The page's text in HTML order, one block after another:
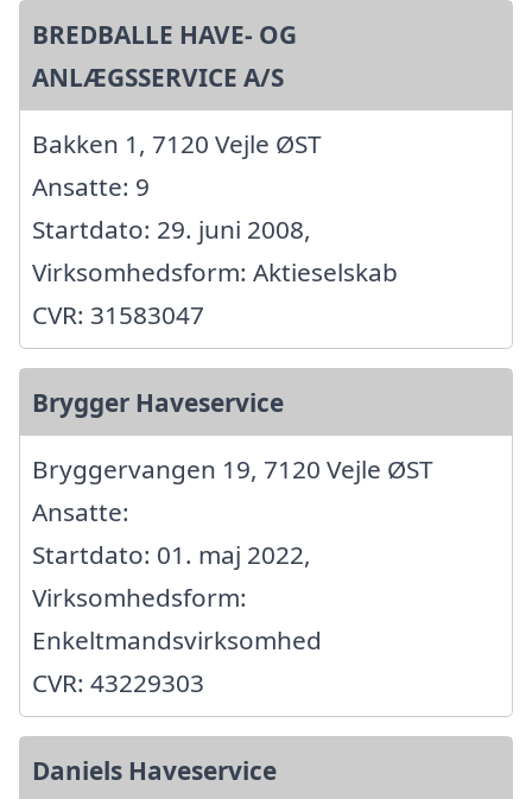
BREDBALLE HAVE- OG
ANLÆGSSERVICE A/S
Bakken 1, 7120 Vejle ØST
Ansatte: 9
Startdato: 29. juni 2008,
Virksomhedsform: Aktieselskab
CVR: 31583047
Brygger Haveservice
Bryggervangen 19, 7120 Vejle ØST
Ansatte:
Startdato: 01. maj 2022,
Virksomhedsform:
Enkeltmandsvirksomhed
CVR: 43229303
Daniels Haveservice